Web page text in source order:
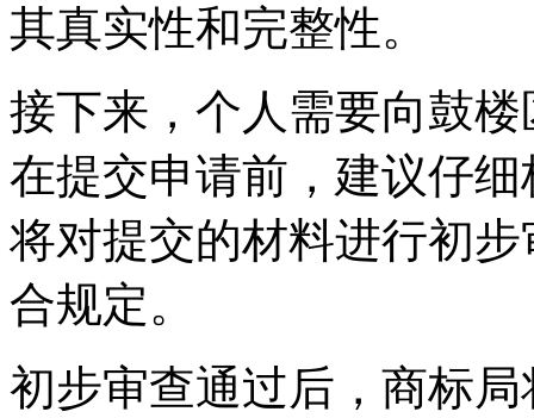
其真实性和完整性。
接下来，个人需要向鼓
在提交申请前，建议仔
将对提交的材料进行初
合规定。
初步审查通过后，商标